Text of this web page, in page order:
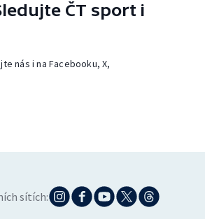
ČT sport i
nás i na Facebooku, X,
sítích: